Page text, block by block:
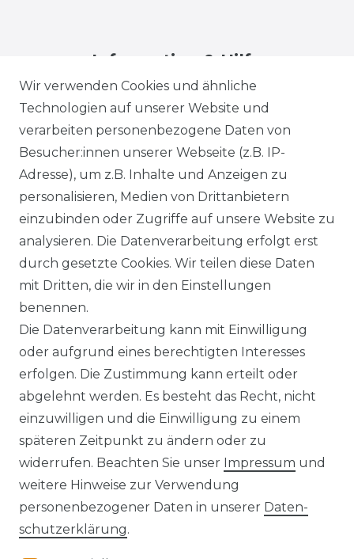
Wir verwenden Cookies und ähnliche
Technologien auf unserer Website und
verarbeiten personenbezogene Daten von
Besucher:innen unserer Webseite (z.B. IP-
Adresse), um z.B. Inhalte und Anzeigen zu
personalisieren, Medien von Drittanbietern
einzubinden oder Zugriffe auf unsere Website zu
analysieren. Die Datenverarbeitung erfolgt erst
durch gesetzte Cookies. Wir teilen diese Daten
mit Dritten, die wir in den Einstellungen
benennen.
Die Datenverarbeitung kann mit Einwilligung
oder aufgrund eines berechtigten Interesses
erfolgen. Die Zustimmung kann erteilt oder
abgelehnt werden. Es besteht das Recht, nicht
einzuwilligen und die Einwilligung zu einem
späteren Zeitpunkt zu ändern oder zu
widerrufen. Beachten Sie unser Impressum und
weitere Hinweise zur Verwendung
personenbezogener Daten in unserer Daten­
schutz­erklärung.
Information & Hilfe
Impressum Daten­schutz­erklärung
AGB Barrierefreiheitserklärung
Widerrufs­recht
VERTRAG WIDERRUFEN Kontakt